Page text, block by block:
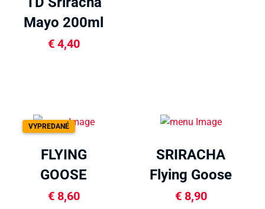
Mayo 200ml
€4,40
VYPREDANÉ
FLYING
GOOSE
Sriracha
€8,60
SRIRACHA
Flying Goose
super hot
€8,90